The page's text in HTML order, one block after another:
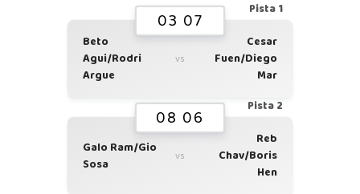
Pista 1
03 07
Beto
Agui/Rodri
Argue
vs
Cesar
Fuen/Diego
Mar
Pista 2
08 06
Galo Ram/Gio
Sosa
vs
Reb
Chav/Boris
Hen